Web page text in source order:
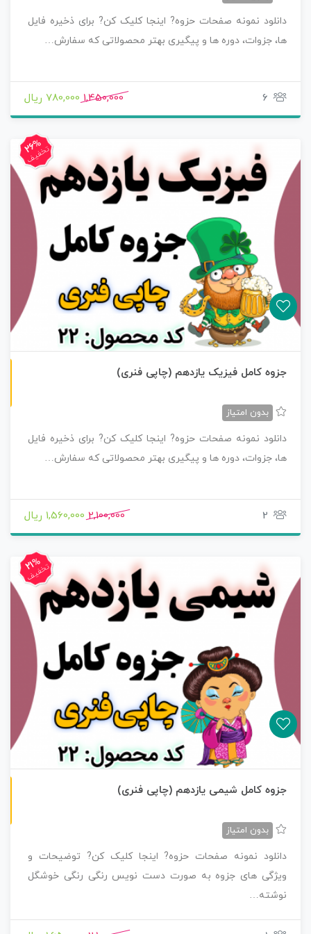
دانلود نمونه صفحات حزوه? اینجا کلیک کن? برای ذخیره فایل
ها، جزوات، دوره ها و پیگیری بهتر محصولاتی که سفارش…
6
1,450,000 780,000 ریال
26%
تخفیف
جزوه کامل فیزیک یازدهم (چاپی فنری)
بدون امتیاز
دانلود نمونه صفحات حزوه? اینجا کلیک کن? برای ذخیره فایل
ها، جزوات، دوره ها و پیگیری بهتر محصولاتی که سفارش…
2
2,100,000 1,560,000 ریال
21%
تخفیف
جزوه کامل شیمی یازدهم (چاپی فنری)
بدون امتیاز
دانلود نمونه صفحات حزوه? اینجا کلیک کن? توضیحات و
ویژگی های جزوه به صورت دست نویس رنگی رنگی خوشگل
نوشته…